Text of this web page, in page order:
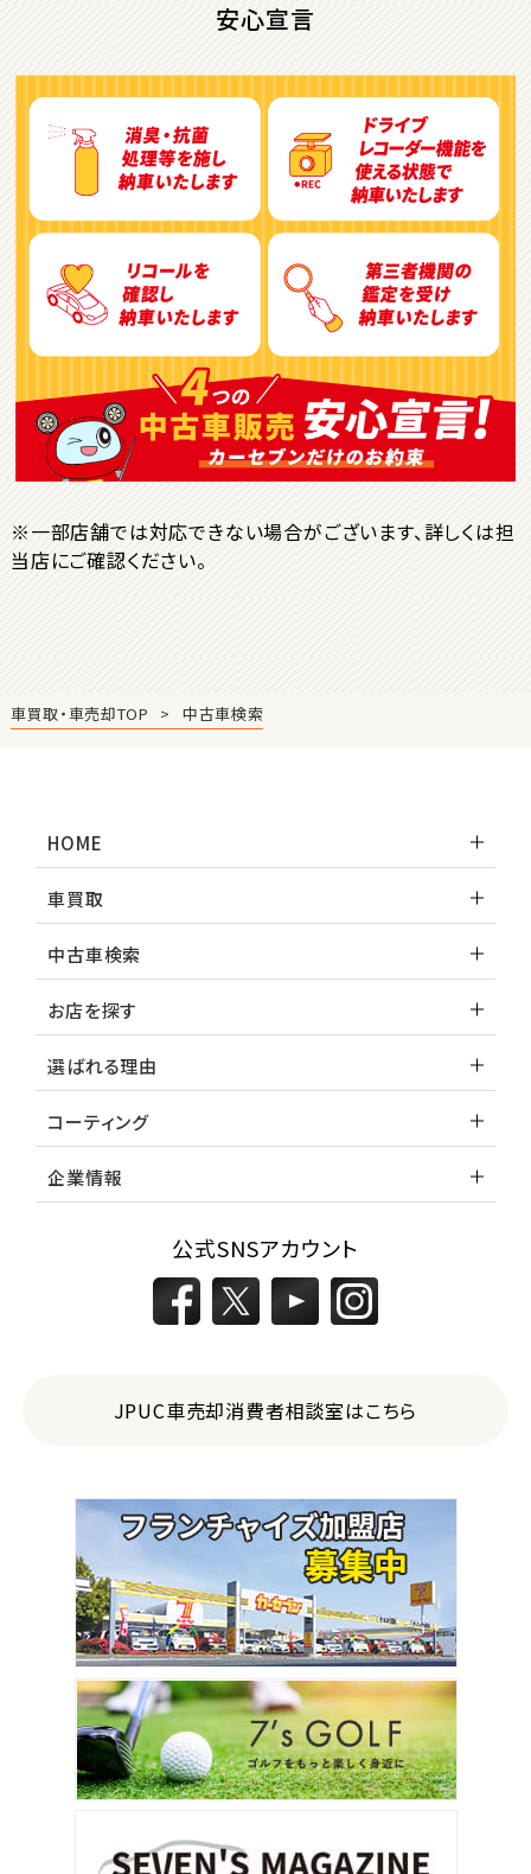
2
アルファード
位
トヨタ
ヴォクシー
ＳＵＶ・クロカン
1 位
トヨタ
ヤリスクロス
安心宣言
※一部店舗では対応できない場合がございます、詳しくは担
当店にご確認ください。
車買取・車売却TOP 中古車検索
HOME
車買取
中古車検索
お店を探す
選ばれる理由
コーティング
企業情報
公式SNSアカウント
JPUC車売却消費者相談室はこちら